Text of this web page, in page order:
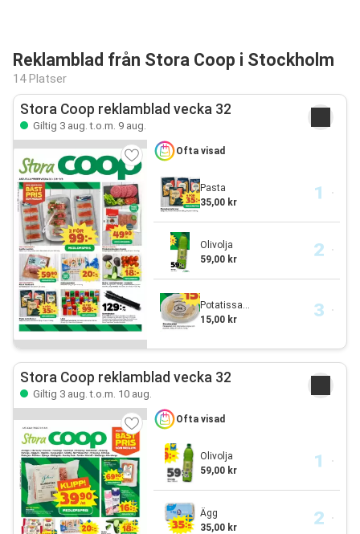
Reklamblad från Stora Coop i Stockholm
14 Platser
Stora Coop reklamblad vecka 32
Giltig 3 aug. t.o.m. 9 aug.
Ofta visad
Pasta
35,00 kr
Olivolja
59,00 kr
Potatissa...
15,00 kr
Stora Coop reklamblad vecka 32
Giltig 3 aug. t.o.m. 10 aug.
Ofta visad
Olivolja
59,00 kr
Ägg
35,00 kr